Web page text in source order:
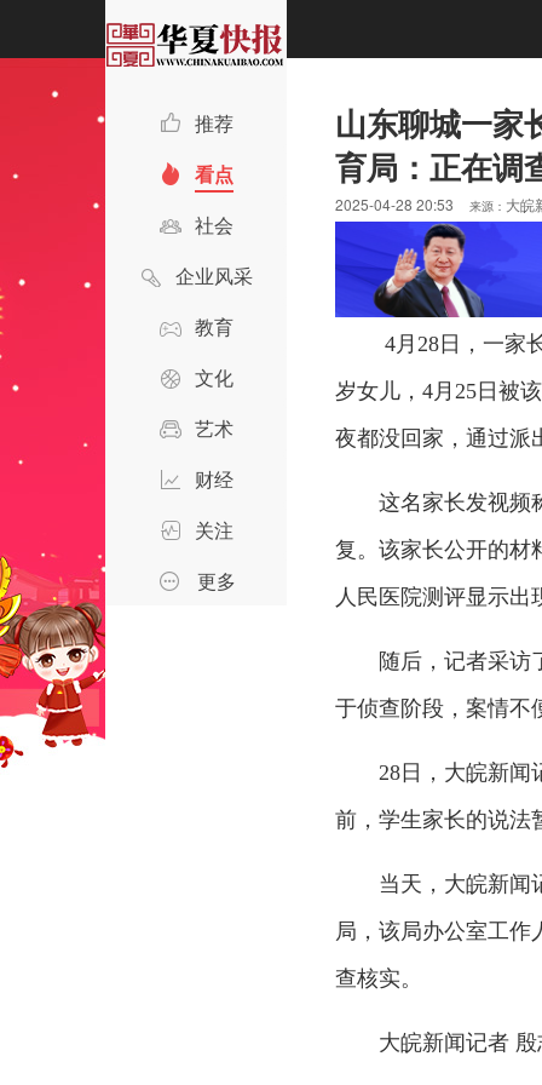
推荐
看点
社会
企业风采
教育
文化
艺术
财经
关注
更多
山东聊城一家
育局：正在调
2025-04-28 20:53 来源： 大皖
4月28日，一家
岁女儿，4月25日被
夜都没回家，通过派
这名家长发视频
复。 该家长公开的材
人民医院测评显示出
随后，记者采访
于侦查阶段，案情不
28日，大皖新闻
前，学生家长的说法
当天，大皖新闻
局，该局办公室工作
查核实。
大皖新闻记者